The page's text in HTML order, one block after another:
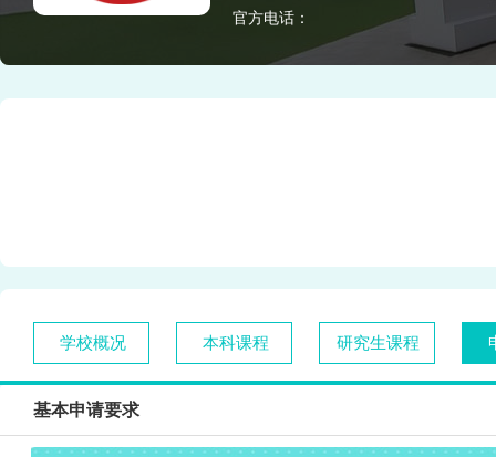
官方电话：
学校概况 本科课程 研究生课程
基本申请要求